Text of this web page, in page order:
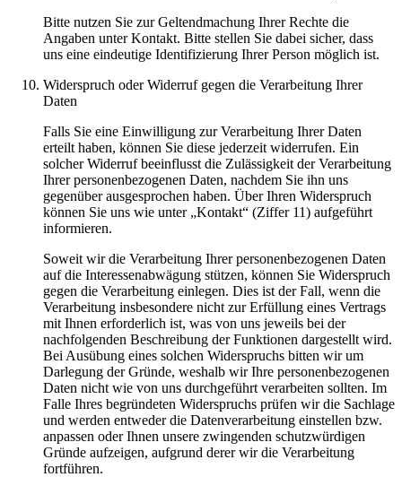
Bitte nutzen Sie zur Geltendmachung Ihrer Rechte die
Angaben unter Kontakt. Bitte stellen Sie dabei sicher, dass
uns eine eindeutige Identifizierung Ihrer Person möglich ist.
Widerspruch oder Widerruf gegen die Verarbeitung Ihrer
Daten
Falls Sie eine Einwilligung zur Verarbeitung Ihrer Daten
erteilt haben, können Sie diese jederzeit widerrufen. Ein
solcher Widerruf beeinflusst die Zulässigkeit der Verarbeitung
Ihrer personenbezogenen Daten, nachdem Sie ihn uns
gegenüber ausgesprochen haben. Über Ihren Widerspruch
können Sie uns wie unter „Kontakt“ (Ziffer 11) aufgeführt
informieren.
Soweit wir die Verarbeitung Ihrer personenbezogenen Daten
auf die Interessenabwägung stützen, können Sie Widerspruch
gegen die Verarbeitung einlegen. Dies ist der Fall, wenn die
Verarbeitung insbesondere nicht zur Erfüllung eines Vertrags
mit Ihnen erforderlich ist, was von uns jeweils bei der
nachfolgenden Beschreibung der Funktionen dargestellt wird.
Bei Ausübung eines solchen Widerspruchs bitten wir um
Darlegung der Gründe, weshalb wir Ihre personenbezogenen
Daten nicht wie von uns durchgeführt verarbeiten sollten. Im
Falle Ihres begründeten Widerspruchs prüfen wir die Sachlage
und werden entweder die Datenverarbeitung einstellen bzw.
anpassen oder Ihnen unsere zwingenden schutzwürdigen
Gründe aufzeigen, aufgrund derer wir die Verarbeitung
fortführen.